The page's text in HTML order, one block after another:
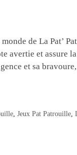
de La Pat’
avertie et assure
et sa
Jeux Pat Patrouille